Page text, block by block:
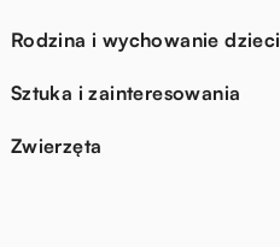
Rodzina i wychowanie dzieci
Sztuka i zainteresowania
Zwierzęta